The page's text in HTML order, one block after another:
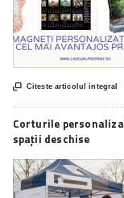
 Citeste articolul integral
Corturile
spații deschise